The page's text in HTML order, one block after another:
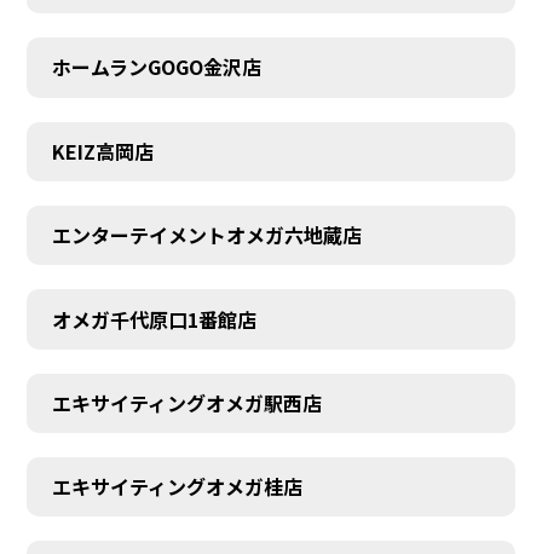
ホームランGOGO金沢店
KEIZ高岡店
エンターテイメントオメガ六地蔵店
オメガ千代原口1番館店
エキサイティングオメガ駅西店
エキサイティングオメガ桂店